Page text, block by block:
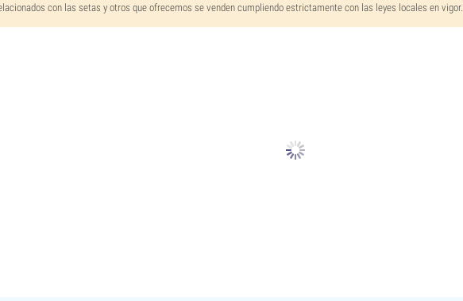
con las setas y otros que ofrecemos se venden cumpliendo estrictamente con las leyes locales en vigor.